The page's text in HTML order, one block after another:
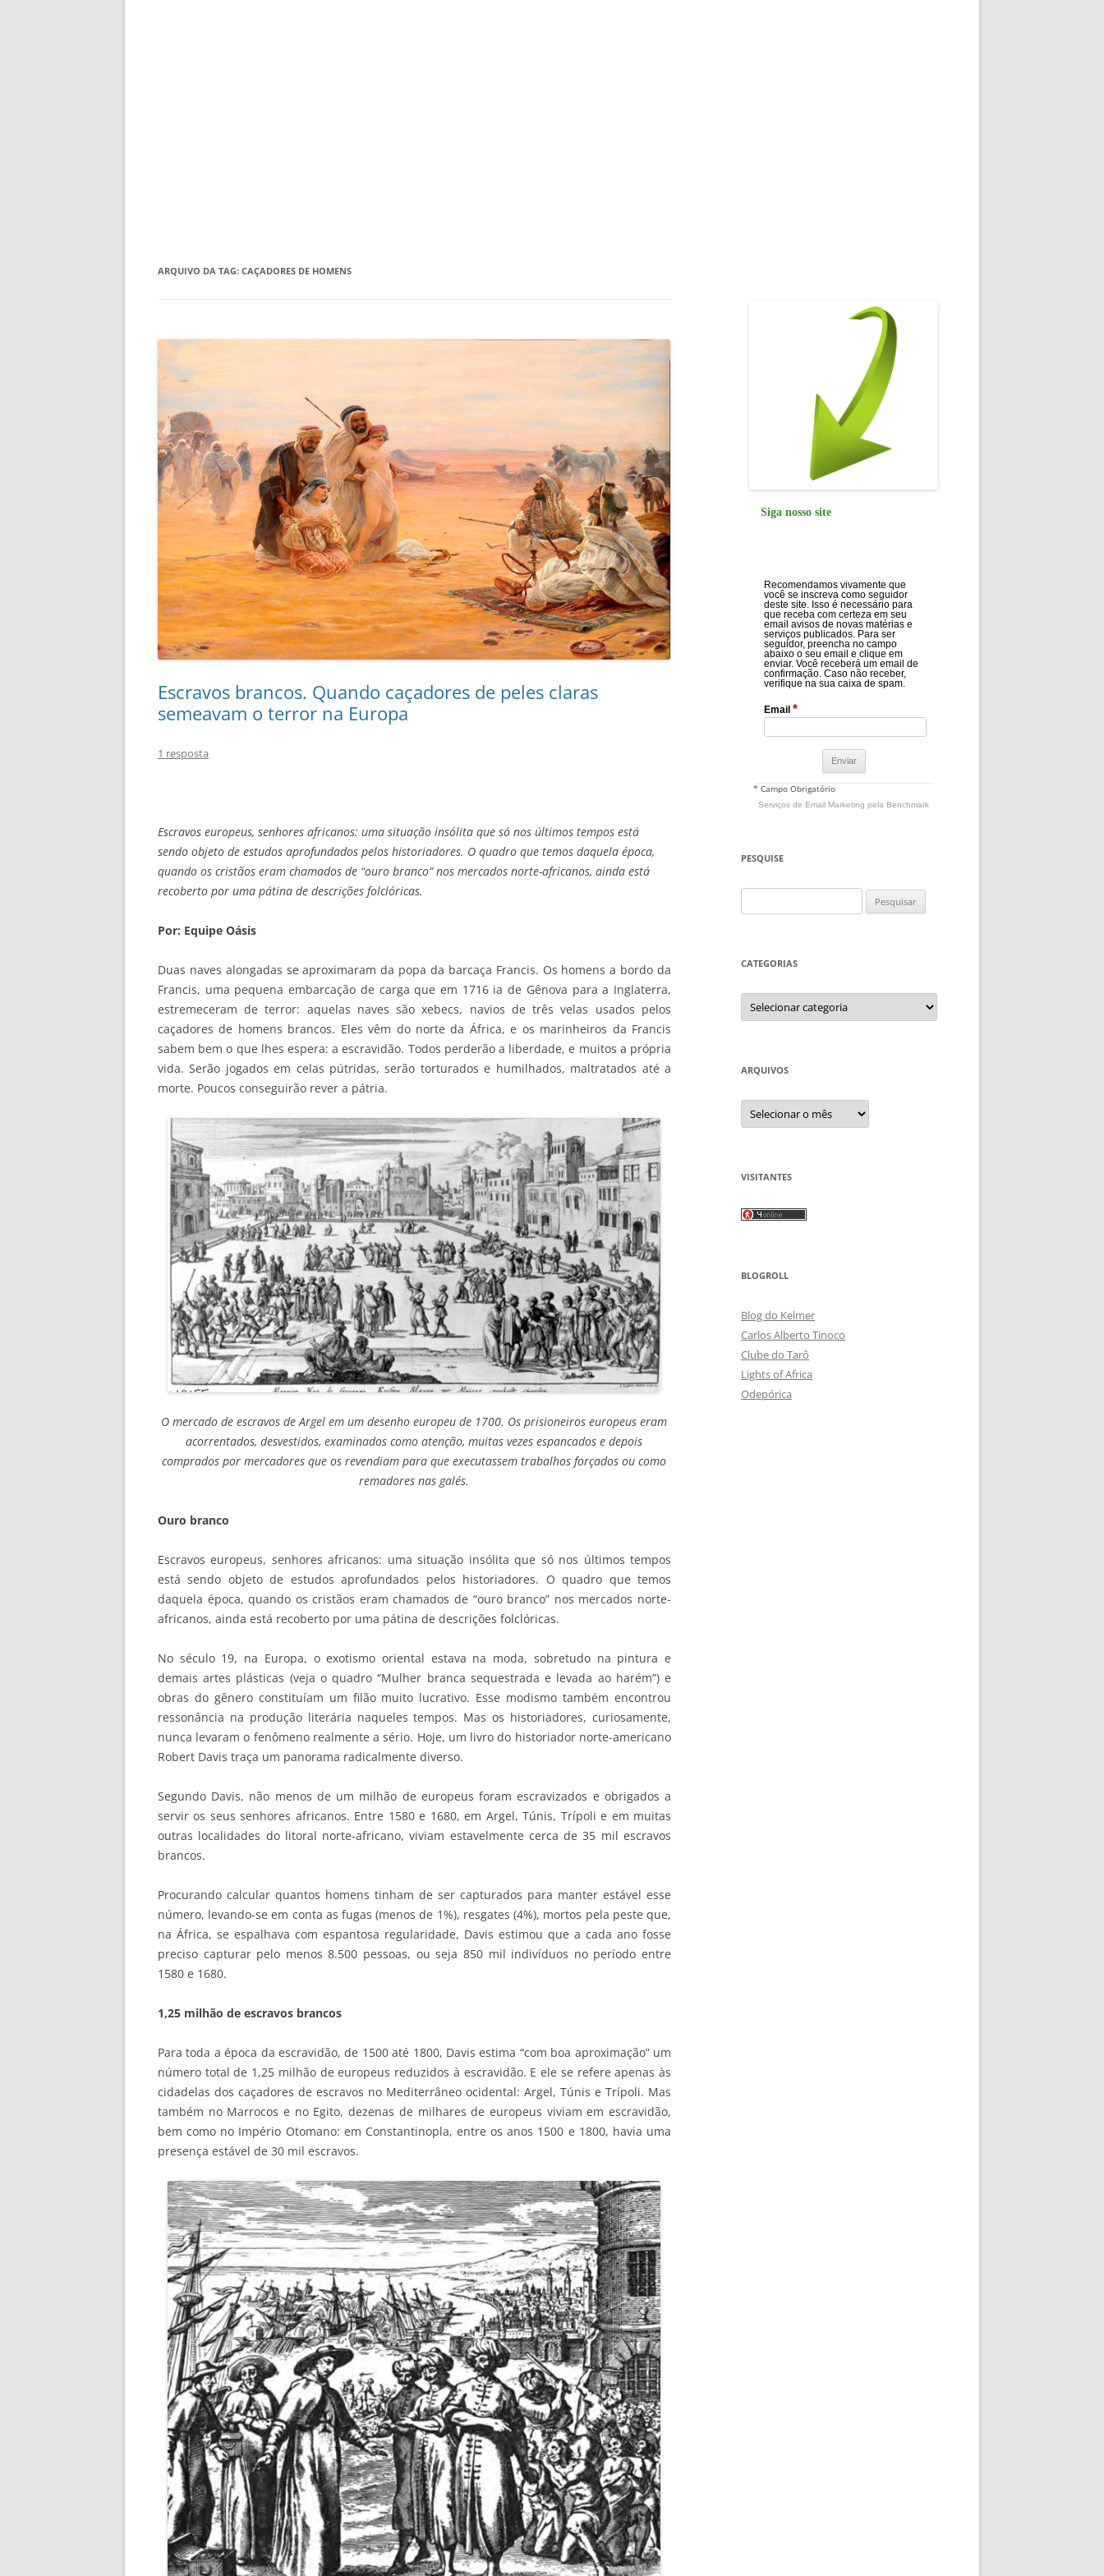
ARQUIVO DA TAG: CAÇADORES DE HOMENS
Escravos brancos. Quando caçadores de peles claras
semeavam o terror na Europa
1 resposta
Escravos europeus, senhores africanos: uma situação insólita que só nos últimos tempos está
sendo objeto de estudos aprofundados pelos historiadores. O quadro que temos daquela época,
quando os cristãos eram chamados de “ouro branco” nos mercados norte-africanos, ainda está
recoberto por uma pátina de descrições folclóricas.
Por: Equipe Oásis
Duas naves alongadas se aproximaram da popa da barcaça Francis. Os homens a bordo da
Francis, uma pequena embarcação de carga que em 1716 ia de Gênova para a Inglaterra,
estremeceram de terror: aquelas naves são xebecs, navios de três velas usados pelos
caçadores de homens brancos. Eles vêm do norte da África, e os marinheiros da Francis
sabem bem o que lhes espera: a escravidão. Todos perderão a liberdade, e muitos a própria
vida. Serão jogados em celas pútridas, serão torturados e humilhados, maltratados até a
morte. Poucos conseguirão rever a pátria.
O mercado de escravos de Argel em um desenho europeu de 1700. Os prisioneiros europeus eram
acorrentados, desvestidos, examinados como atenção, muitas vezes espancados e depois
comprados por mercadores que os revendiam para que executassem trabalhos forçados ou como
remadores nas galés.
Ouro branco
Escravos europeus, senhores africanos: uma situação insólita que só nos últimos tempos
está sendo objeto de estudos aprofundados pelos historiadores. O quadro que temos
daquela época, quando os cristãos eram chamados de “ouro branco” nos mercados norte-
africanos, ainda está recoberto por uma pátina de descrições folclóricas.
No século 19, na Europa, o exotismo oriental estava na moda, sobretudo na pintura e
demais artes plásticas (veja o quadro “Mulher branca sequestrada e levada ao harém”) e
obras do gênero constituíam um filão muito lucrativo. Esse modismo também encontrou
ressonância na produção literária naqueles tempos. Mas os historiadores, curiosamente,
nunca levaram o fenômeno realmente a sério. Hoje, um livro do historiador norte-americano
Robert Davis traça um panorama radicalmente diverso.
Segundo Davis, não menos de um milhão de europeus foram escravizados e obrigados a
servir os seus senhores africanos. Entre 1580 e 1680, em Argel, Túnis, Trípoli e em muitas
outras localidades do litoral norte-africano, viviam estavelmente cerca de 35 mil escravos
brancos.
Procurando calcular quantos homens tinham de ser capturados para manter estável esse
número, levando-se em conta as fugas (menos de 1%), resgates (4%), mortos pela peste que,
na África, se espalhava com espantosa regularidade, Davis estimou que a cada ano fosse
preciso capturar pelo menos 8.500 pessoas, ou seja 850 mil indivíduos no período entre
1580 e 1680.
1,25 milhão de escravos brancos
Para toda a época da escravidão, de 1500 até 1800, Davis estima “com boa aproximação” um
número total de 1,25 milhão de europeus reduzidos à escravidão. E ele se refere apenas às
cidadelas dos caçadores de escravos no Mediterrâneo ocidental: Argel, Túnis e Trípoli. Mas
também no Marrocos e no Egito, dezenas de milhares de europeus viviam em escravidão,
bem como no Império Otomano: em Constantinopla, entre os anos 1500 e 1800, havia uma
presença estável de 30 mil escravos.
Siga nosso site
Recomendamos vivamente que
você se inscreva como seguidor
deste site. Isso é necessário para
que receba com certeza em seu
email avisos de novas matérias e
serviços publicados. Para ser
seguidor, preencha no campo
abaixo o seu email e clique em
enviar. Você receberá um email de
confirmação. Caso não receber,
verifique na sua caixa de spam.
Email *
* Campo Obrigatório
Serviços de Email Marketing pela Benchmark
PESQUISE
por:
CATEGORIAS
Categorias
ARQUIVOS
Arquivos
VISITANTES
BLOGROLL
Blog do Kelmer
Carlos Alberto Tinoco
Clube do Tarô
Lights of Africa
Odepórica